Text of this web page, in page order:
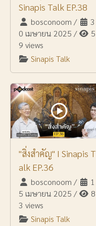
Sinapis Talk EP.38
bosconoom /
3
0 เมษายน 2025 /
5
9 views
Sinapis Talk
"สิ่งสำคัญ" I Sinapis T
alk EP.36
bosconoom /
1
5 เมษายน 2025 /
8
3 views
Sinapis Talk